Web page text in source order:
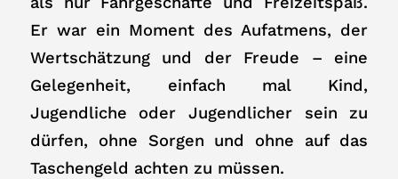
Er war ein Moment des Aufatmens, der
Wertschätzung und der Freude – eine
Gelegenheit, einfach mal Kind,
Jugendliche oder Jugendlicher sein zu
dürfen, ohne Sorgen und ohne auf das
Taschengeld achten zu müssen.